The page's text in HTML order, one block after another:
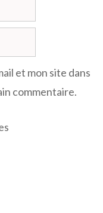
et mon site dans
commentaire.